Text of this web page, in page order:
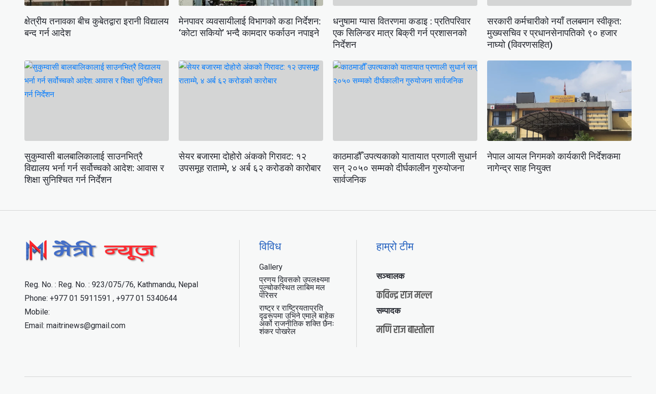
क्षेत्रीय तनावका बीच कुबेतद्वारा इरानी विद्यालय
बन्द गर्न आदेश
मेनपावर व्यवसायीलाई विभागको कडा निर्देशन:
‘कोटा सकियो’ भन्दै कामदार फर्काउन नपाइने
धनुषामा ग्यास वितरणमा कडाइ : प्रतिपरिवार
एक सिलिन्डर मात्र बिक्री गर्न प्रशासनको
निर्देशन
सरकारी कर्मचारीको नयाँ तलबमान स्वीकृत:
मुख्यसचिव र प्रधानसेनापतिको ९० हजार
नाघ्यो (विवरणसहित)
सुकुम्वासी बालबालिकालाई साउनभित्रै
विद्यालय भर्ना गर्न सर्वोच्चको आदेश: आवास र
शिक्षा सुनिश्चित गर्न निर्देशन
सेयर बजारमा दोहोरो अंकको गिरावट: १२
उपसमूह राताम्मे, ४ अर्ब ६२ करोडको कारोबार
काठमाडौँ उपत्यकाको यातायात प्रणाली सुधार्न
सन् २०५० सम्मको दीर्घकालीन गुरुयोजना
सार्वजनिक
नेपाल आयल निगमको कार्यकारी निर्देशकमा
नागेन्द्र साह नियुक्त
Reg. No. : Reg. No. : 923/075/76, Kathmandu, Nepal
Phone: +977 01 5911591 , +977 01 5340644
Mobile:
Email: maitrinews@gmail.com
विविध
Gallery
प्रणय दिवसको उपलक्ष्यमा
पुल्चोकस्थित लाबिम मल
परिसर
राष्ट्र र राष्ट्रियताप्रति
दृढरूपमा उभिने एमाले बाहेक
अर्को राजनीतिक शक्ति छैनः
शंकर पोखरेल
हाम्रो टीम
सञ्चालक
कविन्द्र राज मल्ल
सम्पादक
मणि राज बास्तोला